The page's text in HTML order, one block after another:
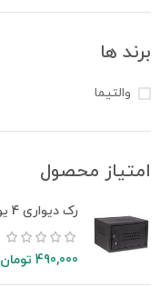
برند ها
والتیما
امتیاز محصول
رک دیواری 4 یونیت فلزی
490,000 تومان